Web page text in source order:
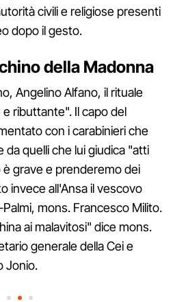
civili e religiose presenti
dopo il gesto.
della Madonna
Angelino Alfano, il rituale
ributtante". Il capo del
con i carabinieri che
da quelli che lui giudica "atti
grave e prenderemo dei
invece all'Ansa il vescovo
mons. Francesco Milito.
ai malavitosi" dice mons.
generale della Cei e
Jonio.